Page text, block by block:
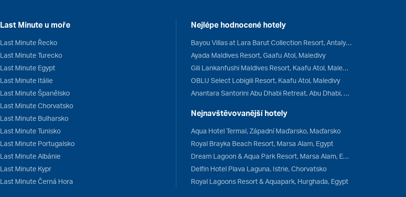
Last Minute u moře
Last Minute Řecko
Last Minute Turecko
Last Minute Egypt
Last Minute Itálie
Last Minute Španělsko
Last Minute Chorvatsko
Last Minute Bulharsko
Last Minute Tunisko
Last Minute Portugalsko
Last Minute Albánie
Last Minute Kypr
Last Minute Černá Hora
Nejlépe hodnocené hotely
Bayou Villas at Lara Barut Collection Resort, Antalya, Turecko
Ayada Maldives Resort, Gaafu Atol, Maledivy
Gili Lankanfushi Maldives Resort, Kaafu Atol, Maledivy
OBLU Select Lobigili Resort, Kaafu Atol, Maledivy
Anantara Santorini Abu Dhabi Retreat, Abu Dhabi, Spojené arabské emiráty
Nejnavštěvovanější hotely
Aqua Hotel Termal, Západní Maďarsko, Maďarsko
Royal Brayka Beach Resort, Marsa Alam, Egypt
Dream Lagoon & Aqua Park Resort, Marsa Alam, Egypt
Delfin Hotel Plava Laguna, Istrie, Chorvatsko
Royal Lagoons Resort & Aquapark, Hurghada, Egypt